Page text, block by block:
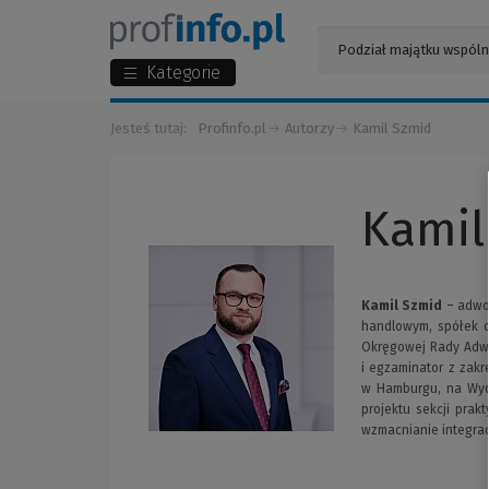
Kategorie
Jesteś tutaj: Profinfo.pl Autorzy Kamil Szmid
Kamil Szmid –
handlowym,
Okręgowej Rady
i egzaminator z
w Hamburgu, na
projektu sekcji
wzmacnianie